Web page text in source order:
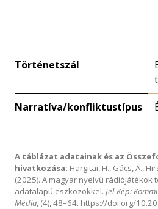
Történetszál
Narratíva/konfliktustípus
A táblázat adatainak és az
hivatkozása: Hargitai, H., Gács, A.,
(2025). A magyar nyelvű
adatalapú eszközökkel. Jel-Kép:
Média, (4), 48–64. https://doi.org/